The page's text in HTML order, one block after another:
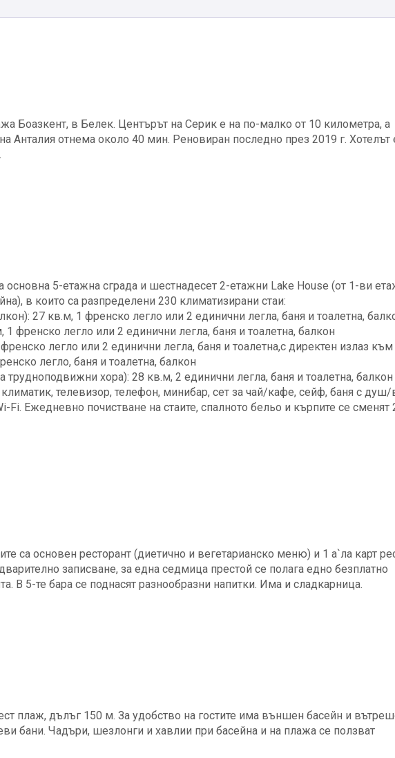
Боазкент, в Белек. Центърът на Серик е на по-малко от 10 километра, а
Анталия отнема около 40 мин. Реновиран последно през 2019 г. Хотелът
основна 5-етажна сграда и шестнадесет 2-етажни Lake House (от 1-ви
в които са разпределени 230 климатизирани стаи:
27 кв.м, 1 френско легло или 2 единични легла, баня и тоалетна,
1 френско легло или 2 единични легла, баня и тоалетна, балкон
легло или 2 единични легла, баня и тоалетна,с директен излаз към
легло, баня и тоалетна, балкон
трудноподвижни хора): 28 кв.м, 2 единични легла, баня и тоалетна, балкон
климатик, телевизор, телефон, минибар, сет за чай/кафе, сейф, баня с душ/
Fi. Ежедневно почистване на стаите, спалното бельо и кърпите се сменят
са основен ресторант (диетично и вегетарианско меню) и 1 а`ла карт
записване, за една седмица престой се полага едно безплатно
В 5-те бара се поднасят разнообразни напитки. Има и сладкарница.
плаж, дълъг 150 м. За удобство на гостите има външен басейн и
бани. Чадъри, шезлонги и хавлии при басейна и на плажа се ползват